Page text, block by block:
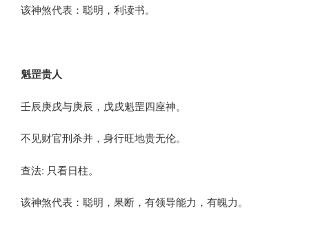
该神煞代表：聪明，利读书。
魁罡贵人
壬辰庚戌与庚辰，戊戌魁罡四座神。
不见财官刑杀并，身行旺地贵无伦。
查法: 只看日柱。
该神煞代表：聪明，果断，有领导能力，有魄力。